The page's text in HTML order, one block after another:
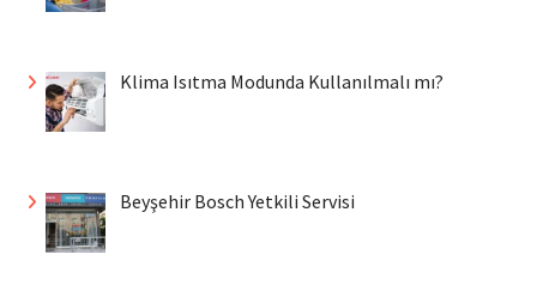
Klima Isıtma Modunda Kullanılmalı mı?
Beyşehir Bosch Yetkili Servisi